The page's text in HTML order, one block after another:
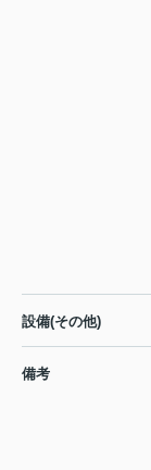
設備(その他)
備考